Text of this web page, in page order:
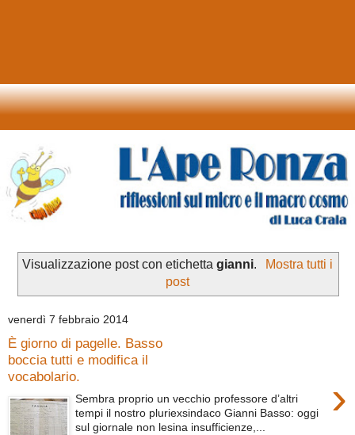
Visualizzazione post con etichettagianni.
Mostra tutti i
post
venerdì 7 febbraio 2014
È giorno di pagelle. Basso
boccia tutti e modifica il
vocabolario.
›
Sembra proprio un vecchio professore d’altri
tempi il nostro pluriexsindaco Gianni Basso: oggi
sul giornale non lesina insufficienze,...